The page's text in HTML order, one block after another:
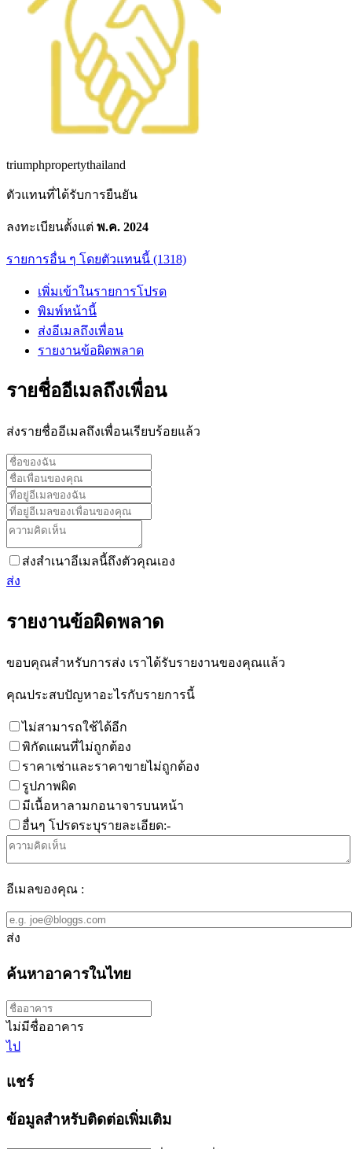
triumphpropertythailand
ตัวแทนที่ได้รับการยืนยัน
ลงทะเบียนตั้งแต่ พ.ค. 2024
รายการอื่น ๆ โดยตัวแทนนี้ (1318)
เพิ่มเข้าในรายการโปรด
พิมพ์หน้านี้
ส่งอีเมลถึงเพื่อน
รายงานข้อผิดพลาด
รายชื่ออีเมลถึงเพื่อน
ส่งรายชื่ออีเมลถึงเพื่อนเรียบร้อยแล้ว
ส่งสำเนาอีเมลนี้ถึงตัวคุณเอง
ส่ง
รายงานข้อผิดพลาด
ขอบคุณสำหรับการส่ง เราได้รับรายงานของคุณแล้ว
คุณประสบปัญหาอะไรกับรายการนี้
ไม่สามารถใช้ได้อีก
พิกัดแผนที่ไม่ถูกต้อง
ราคาเช่าและราคาขายไม่ถูกต้อง
รูปภาพผิด
มีเนื้อหาลามกอนาจารบนหน้า
อื่นๆ โปรดระบุรายละเอียด:-
อีเมลของคุณ :
ส่ง
ค้นหาอาคารในไทย
ไม่มีชื่ออาคาร
ไป
แชร์
ข้อมูลสำหรับติดต่อเพิ่มเติม